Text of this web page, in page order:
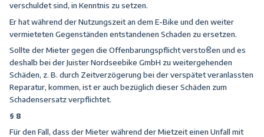
verschuldet sind, in Kenntnis zu setzen.
Er hat während der Nutzungszeit an dem E-Bike und den weiter
vermieteten Gegenständen entstandenen Schaden zu ersetzen.
Sollte der Mieter gegen die Offenbarungspflicht verstoßen und es
deshalb bei der Juister Nordseebike GmbH zu weitergehenden
Schäden, z. B. durch Zeitverzögerung bei der verspätet veranlassten
Reparatur, kommen, ist er auch bezüglich dieser Schäden zum
Schadensersatz verpflichtet.
§ 8
Für den Fall, dass der Mieter während der Mietzeit einen Unfall mit